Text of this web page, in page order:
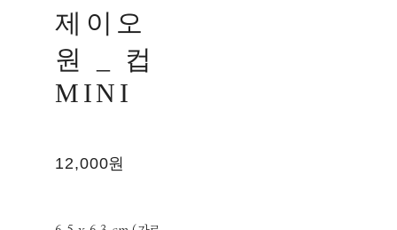
제이오
원 _ 컵
MINI
12,000원